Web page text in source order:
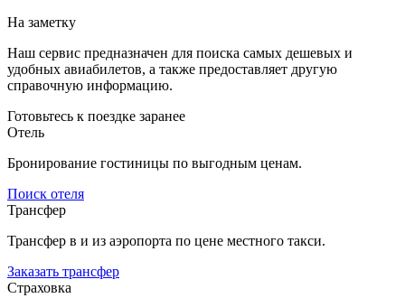
На заметку
Наш сервис предназначен для поиска самых дешевых и
удобных авиабилетов, а также предоставляет другую
справочную информацию.
Готовьтесь к поездке заранее
Отель
Бронирование гостиницы по выгодным ценам.
Поиск отеля
Трансфер
Трансфер в и из аэропорта по цене местного такси.
Заказать трансфер
Страховка